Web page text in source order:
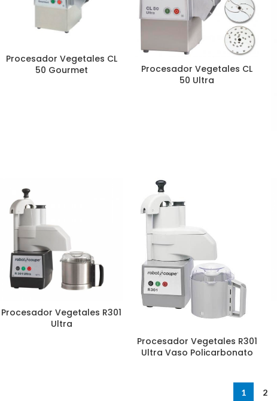
Procesador Vegetales CL
50 Gourmet
Procesador Vegetales CL
50 Ultra
Procesador Vegetales R301
Ultra
Procesador Vegetales R301
Ultra Vaso Policarbonato
1 2